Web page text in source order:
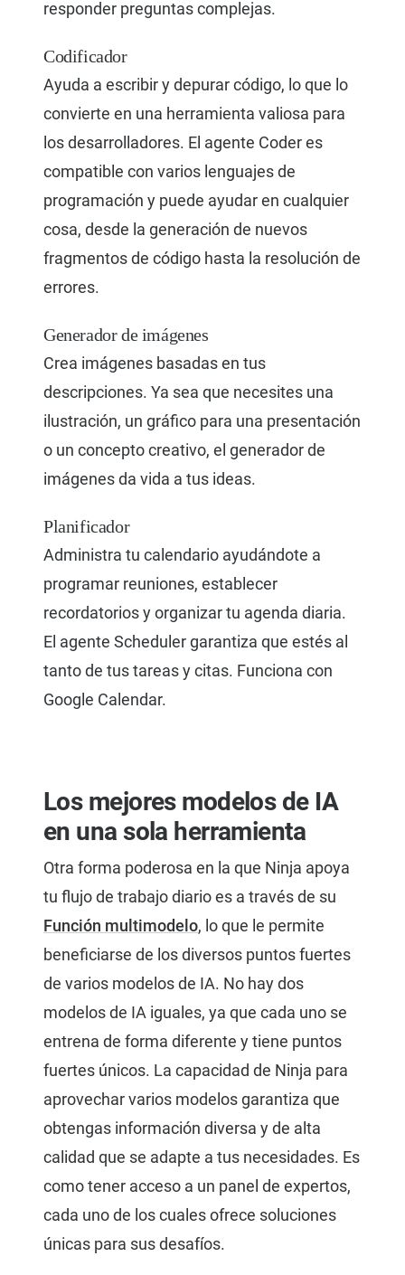
responder preguntas complejas.
Codificador
Ayuda a escribir y depurar código, lo que lo
convierte en una herramienta valiosa para
los desarrolladores. El agente Coder es
compatible con varios lenguajes de
programación y puede ayudar en cualquier
cosa, desde la generación de nuevos
fragmentos de código hasta la resolución de
errores.
Generador de imágenes
Crea imágenes basadas en tus
descripciones. Ya sea que necesites una
ilustración, un gráfico para una presentación
o un concepto creativo, el generador de
imágenes da vida a tus ideas.
Planificador
Administra tu calendario ayudándote a
programar reuniones, establecer
recordatorios y organizar tu agenda diaria.
El agente Scheduler garantiza que estés al
tanto de tus tareas y citas. Funciona con
Google Calendar.
Los mejores modelos de IA
en una sola herramienta
Otra forma poderosa en la que Ninja apoya
tu flujo de trabajo diario es a través de su
Función multimodelo, lo que le permite
beneficiarse de los diversos puntos fuertes
de varios modelos de IA. No hay dos
modelos de IA iguales, ya que cada uno se
entrena de forma diferente y tiene puntos
fuertes únicos. La capacidad de Ninja para
aprovechar varios modelos garantiza que
obtengas información diversa y de alta
calidad que se adapte a tus necesidades. Es
como tener acceso a un panel de expertos,
cada uno de los cuales ofrece soluciones
únicas para sus desafíos.